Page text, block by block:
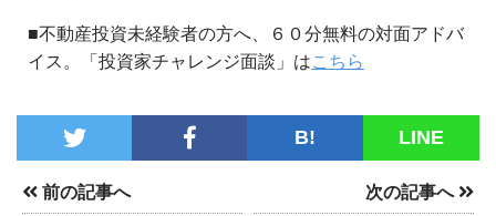
■不動産投資未経験者の方へ、６０分無料の対面アドバ
イス。「投資家チャレンジ面談」はこちら
B! LINE
前の記事へ 次の記事へ